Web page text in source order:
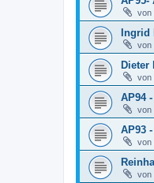
von
Ingrid
von
Dieter
von
AP94
von
AP93
von
von